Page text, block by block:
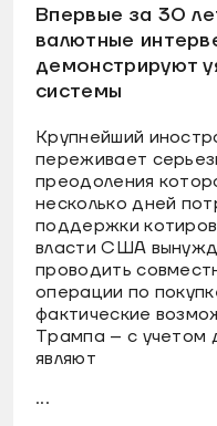
Впервые за 30
валютные
демонстрируют
системы
Крупнейший
переживает
преодоления
несколько дней
поддержки
власти США
проводить
операции по
фактические
Трампа – с учетом
являют
...